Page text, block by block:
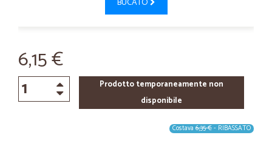
6,15 €
Prodotto temporaneamente non
disponibile
Costava 6,35 €- RIBASSATO